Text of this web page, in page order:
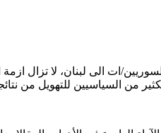
ات الى لبنان، لا تزال
من السياسيين للتهويل من